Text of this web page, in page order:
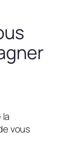
la
vous